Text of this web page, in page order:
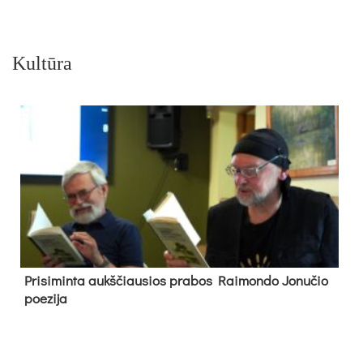
Kultūra
Pri­si­min­ta aukš­čiau­sios pra­bos Rai­mon­do Jo­nu­čio
poe­zi­ja